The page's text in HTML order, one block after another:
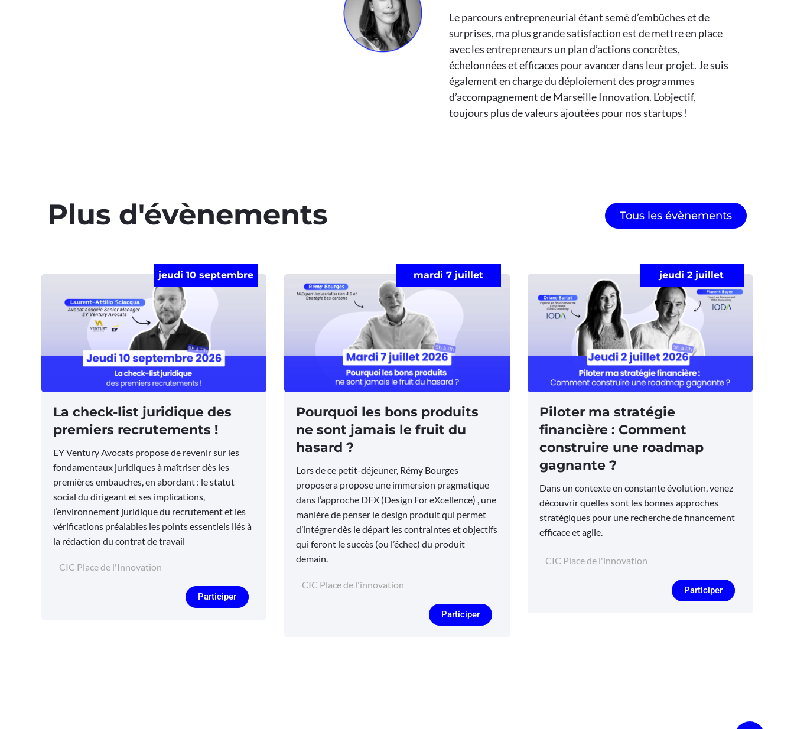
Le parcours entrepreneurial étant semé d’embûches et de
surprises, ma plus grande satisfaction est de mettre en place
avec les entrepreneurs un plan d’actions concrètes,
échelonnées et efficaces pour avancer dans leur projet. Je suis
également en charge du déploiement des programmes
d’accompagnement de Marseille Innovation. L’objectif,
toujours plus de valeurs ajoutées pour nos startups !
Plus d'évènements​ Tous les évènements
jeudi 10 septembre
La check-list juridique des
premiers recrutements !
EY Ventury Avocats propose de revenir sur les
fondamentaux juridiques à maîtriser dès les
premières embauches, en abordant : le statut
social du dirigeant et ses implications,
l’environnement juridique du recrutement et les
vérifications préalables les points essentiels liés à
la rédaction du contrat de travail
CIC Place de l'Innovation
Participer
mardi 7 juillet
Pourquoi les bons produits
ne sont jamais le fruit du
hasard ?
Lors de ce petit-déjeuner, Rémy Bourges
proposera propose une immersion pragmatique
dans l’approche DFX (Design For eXcellence) , une
manière de penser le design produit qui permet
d’intégrer dès le départ les contraintes et objectifs
qui feront le succès (ou l’échec) du produit
demain.
CIC Place de l'innovation
Participer
jeudi 2 juillet
Piloter ma stratégie
financière : Comment
construire une roadmap
gagnante ?
Dans un contexte en constante évolution, venez
découvrir quelles sont les bonnes approches
stratégiques pour une recherche de financement
efficace et agile.
CIC Place de l'innovation
Participer